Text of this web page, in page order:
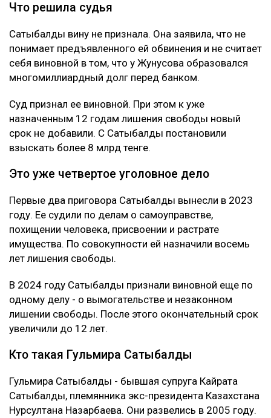
Что решила судья
Сатыбалды вину не признала. Она заявила, что не
понимает предъявленного ей обвинения и не считает
себя виновной в том, что у Жунусова образовался
многомиллиардный долг перед банком.
Суд признал ее виновной. При этом к уже
назначенным 12 годам лишения свободы новый
срок не добавили. С Сатыбалды постановили
взыскать более 8 млрд тенге.
Это уже четвертое уголовное дело
Первые два приговора Сатыбалды вынесли в 2023
году. Ее судили по делам о самоуправстве,
похищении человека, присвоении и растрате
имущества. По совокупности ей назначили восемь
лет лишения свободы.
В 2024 году Сатыбалды признали виновной еще по
одному делу - о вымогательстве и незаконном
лишении свободы. После этого окончательный срок
увеличили до 12 лет.
Кто такая Гульмира Сатыбалды
Гульмира Сатыбалды - бывшая супруга Кайрата
Сатыбалды, племянника экс-президента Казахстана
Нурсултана Назарбаева. Они развелись в 2005 году.